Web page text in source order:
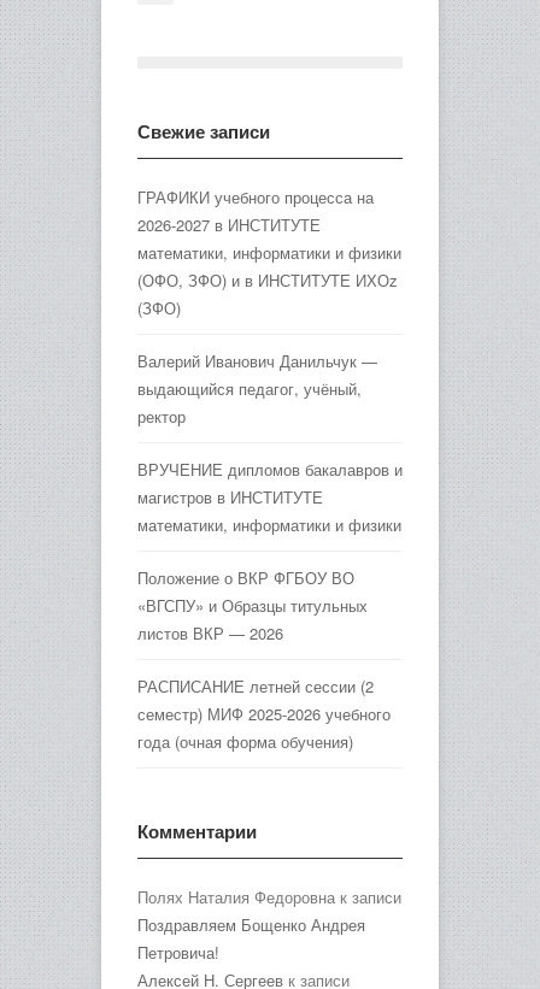
Свежие записи
ГРАФИКИ учебного процесса на
2026-2027 в ИНСТИТУТЕ
математики, информатики и физики
(ОФО, ЗФО) и в ИНСТИТУТЕ ИХОz
(ЗФО)
Валерий Иванович Данильчук —
выдающийся педагог, учёный,
ректор
ВРУЧЕНИЕ дипломов бакалавров и
магистров в ИНСТИТУТЕ
математики, информатики и физики
Положение о ВКР ФГБОУ ВО
«ВГСПУ» и Образцы титульных
листов ВКР — 2026
РАСПИСАНИЕ летней сессии (2
семестр) МИФ 2025-2026 учебного
года (очная форма обучения)
Комментарии
Полях Наталия Федоровна к записи
Поздравляем Бощенко Андрея
Петровича!
Алексей Н. Сергеев к записи